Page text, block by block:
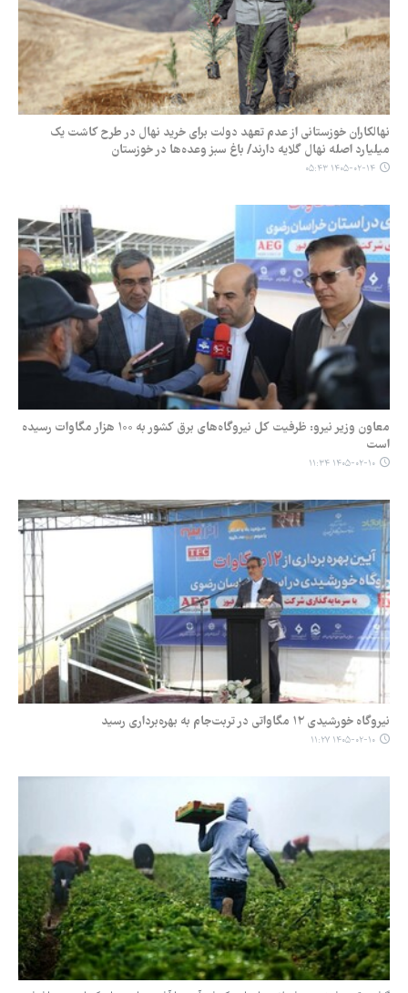
نهالکاران خوزستانی از عدم تعهد دولت برای خرید نهال در طرح کاشت یک
میلیارد اصله نهال گلایه دارند/ باغ سبز وعده‌ها در خوزستان
۱۴۰۵-۰۲-۱۴ ۰۵:۴۳
معاون وزیر نیرو: ظرفیت کل نیروگاه‌های برق کشور به ۱۰۰ هزار مگاوات رسیده
است
۱۴۰۵-۰۲-۱۰ ۱۱:۳۴
نیروگاه خورشیدی ۱۲ مگاواتی در تربت‌جام به بهره‌برداری رسید
۱۴۰۵-۰۲-۱۰ ۱۱:۲۷